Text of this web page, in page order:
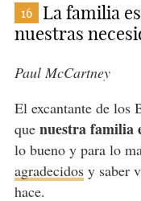
16
La familia
nuestras
Paul McCartney
El excantante de los
que nuestra familia
lo bueno y para lo
agradecidosy saber
hace.